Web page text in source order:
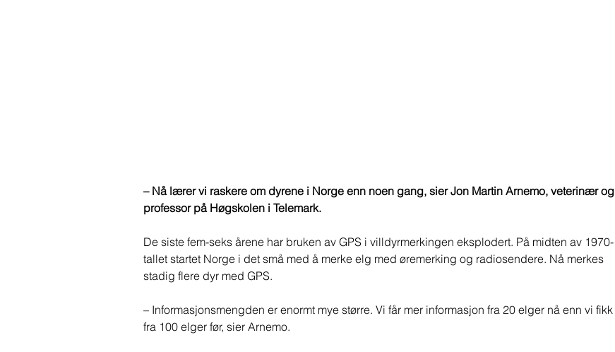
– Nå lærer vi raskere om dyrene i Norge enn noen gang, sier Jon Martin Arnemo, veterinær og
professor på Høgskolen i Telemark.
De siste fem-seks årene har bruken av GPS i villdyrmerkingen eksplodert. På midten av 1970-
tallet startet Norge i det små med å merke elg med øremerking og radiosendere. Nå merkes
stadig flere dyr med GPS.
– Informasjonsmengden er enormt mye større. Vi får mer informasjon fra 20 elger nå enn vi fikk
fra 100 elger før, sier Arnemo.